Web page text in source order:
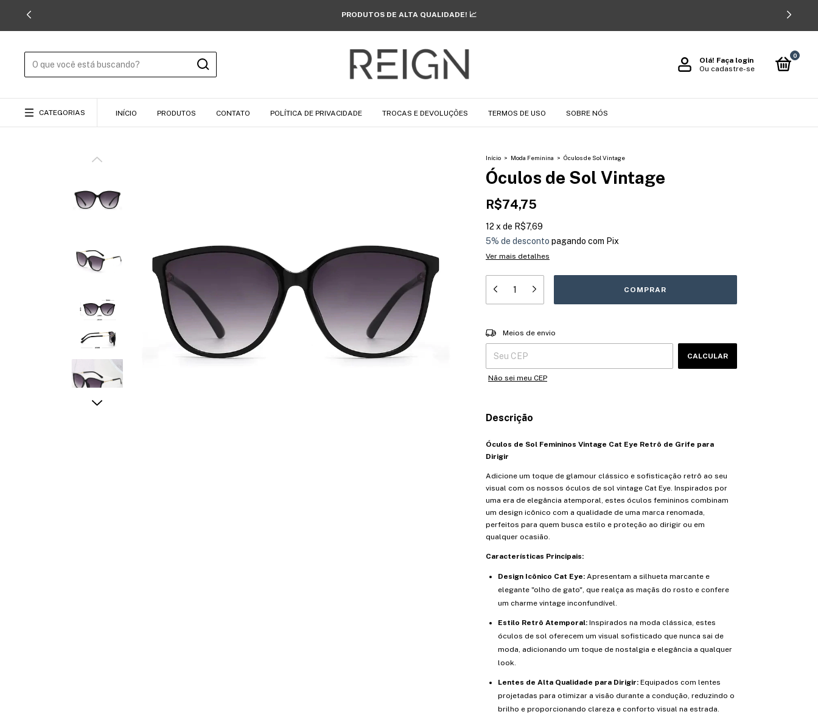
FRETE GRÁTIS SOMENTE HOJE! 🔥
Olá! Faça login
Ou cadastre-se
0
CATEGORIAS INÍCIO PRODUTOS CONTATO POLÍTICA DE PRIVACIDADE TROCAS E DEVOLUÇÕES TERMOS DE USO SOBRE NÓS
Início > Moda Feminina > Óculos de Sol Vintage
Óculos de Sol Vintage
R$74,75
12 x de R$7,69
5% de desconto pagando com Pix
Ver mais detalhes
Entregas para o CEP:
Meios de envio
CALCULAR
Não sei meu CEP
Descrição
Óculos de Sol Femininos Vintage Cat Eye Retrô de Grife para
Dirigir
Adicione um toque de glamour clássico e sofisticação retrô ao seu
visual com os nossos óculos de sol vintage Cat Eye. Inspirados por
uma era de elegância atemporal, estes óculos femininos combinam
um design icônico com a qualidade de uma marca renomada,
perfeitos para quem busca estilo e proteção ao dirigir ou em
qualquer ocasião.
Características Principais:
Design Icônico Cat Eye: Apresentam a silhueta marcante e
elegante "olho de gato", que realça as maçãs do rosto e confere
um charme vintage inconfundível.
Estilo Retrô Atemporal: Inspirados na moda clássica, estes
óculos de sol oferecem um visual sofisticado que nunca sai de
moda, adicionando um toque de nostalgia e elegância a qualquer
look.
Lentes de Alta Qualidade para Dirigir: Equipados com lentes
projetadas para otimizar a visão durante a condução, reduzindo o
brilho e proporcionando clareza e conforto visual na estrada.